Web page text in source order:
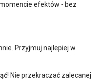
efektów - bez
Przyjmuj najlepiej w
Nie przekraczać zalecanej